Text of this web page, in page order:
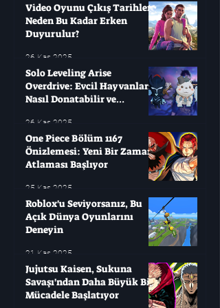
Video Oyunu Çıkış Tarihleri ​​
Neden Bu Kadar Erken
Duyurulur?
26 Kas 2025
Solo Leveling Arise
Overdrive: Evcil Hayvanları
Nasıl Donatabilir ve
26 Kas 2025
One Piece Bölüm 1167
Önizlemesi: Yeni Bir Zaman
Atlaması Başlıyor
25 Kas 2025
Roblox'u Seviyorsanız, Bu
Açık Dünya Oyunlarını
Deneyin
21 Kas 2025
Jujutsu Kaisen, Sukuna
Savaşı'ndan Daha Büyük Bir
Mücadele Başlatıyor